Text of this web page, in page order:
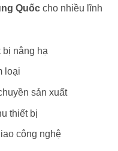
Quốc cho nhiều lĩnh
bị nâng hạ
loại
sản xuất
thiết bị
công nghệ